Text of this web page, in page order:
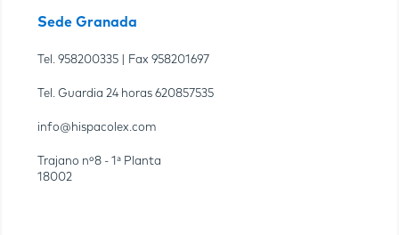
Sede Granada
Tel. 958200335 | Fax 958201697
Tel. Guardia 24 horas 620857535
info@hispacolex.com
Trajano nº8 - 1ª Planta
18002